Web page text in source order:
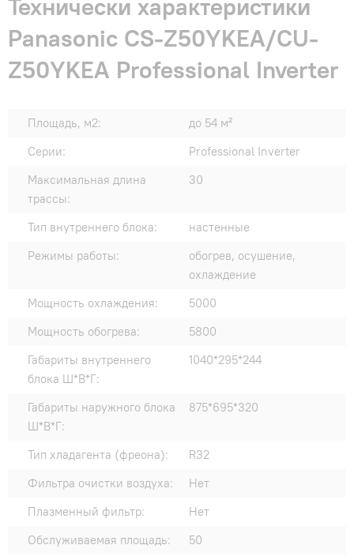
Технически характеристики
Panasonic CS-Z50YKEA/CU-
Z50YKEA Professional Inverter
Площадь, м2:
до 54 м²
Серии:
Professional Inverter
Максимальная длина
трассы:
30
Тип внутреннего блока:
настенные
Режимы работы:
обогрев, осушение,
охлаждение
Мощность охлаждения:
5000
Мощность обогрева:
5800
Габариты внутреннего
блока Ш*В*Г:
1040*295*244
Габариты наружного блока
Ш*В*Г:
875*695*320
Тип хладагента (фреона):
R32
Фильтра очистки воздуха:
Нет
Плазменный фильтр:
Нет
Обслуживаемая площадь:
50